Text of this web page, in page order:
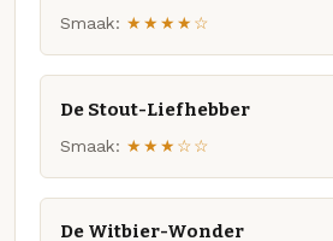
Smaak: ★★★★☆
De Stout-Liefhebber
Smaak: ★★★☆☆
De Witbier-Wonder